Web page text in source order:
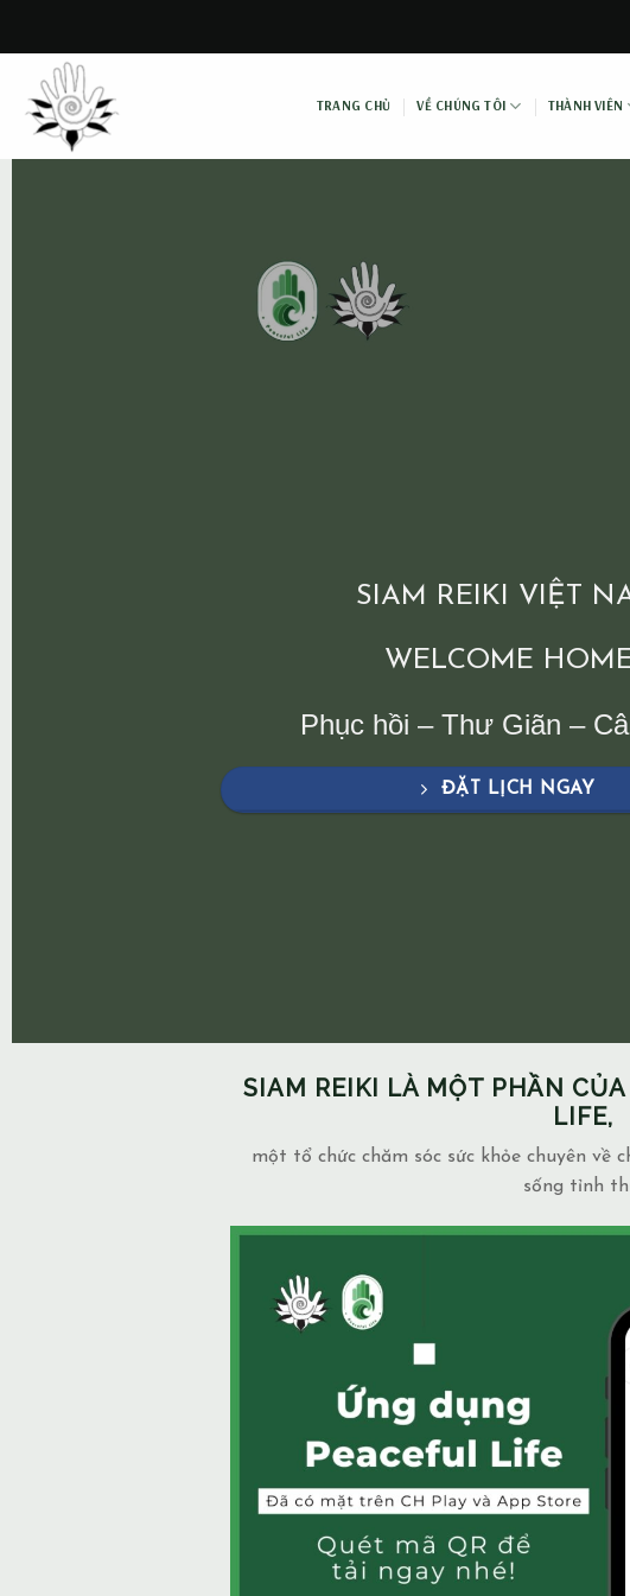
content
TRANG CHỦ VỀ CHÚNG TÔI THÀNH VIÊN
SIAM REIKI VIỆT
WELCOME
Phục hồi – Thư Giãn –
ĐẶT LỊCH NGAY
SIAM REIKI LÀ MỘT PHẦN
LIFE,
một tổ chức chăm sóc sức khỏe chuyên về
sống tỉnh